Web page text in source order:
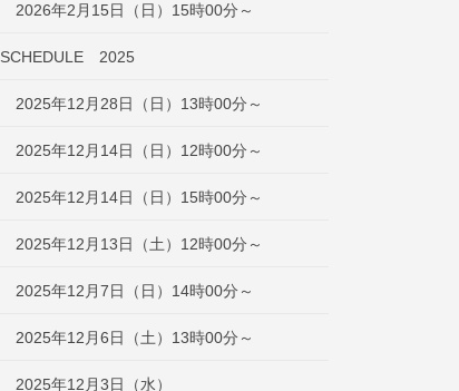
2026年2月15日（日）15時00分～
SCHEDULE 2025
2025年12月28日（日）13時00分～
2025年12月14日（日）12時00分～
2025年12月14日（日）15時00分～
2025年12月13日（土）12時00分～
2025年12月7日（日）14時00分～
2025年12月6日（土）13時00分～
2025年12月3日（水）